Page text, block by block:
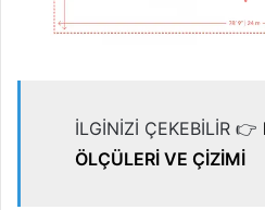
İLGİNİZİ ÇEKEBİLİR 👉
ÖLÇÜLERİ VE ÇİZİMİ